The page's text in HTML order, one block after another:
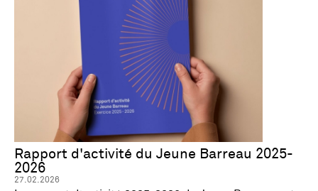
Rapport d'activité du Jeune Barreau 2025-
2026
27.02.2026